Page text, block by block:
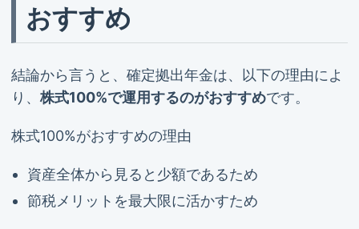
おすすめ
結論から言うと、確定拠出年金は、以下の理由によ
り、 株式100%で運用するのがおすすめです。
株式100%がおすすめの理由
資産全体から見ると少額であるため
節税メリットを最大限に活かすため